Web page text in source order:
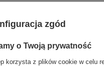
SZUKANY
zgód
o Twoją prywatność
korzysta z plików cookie w celu